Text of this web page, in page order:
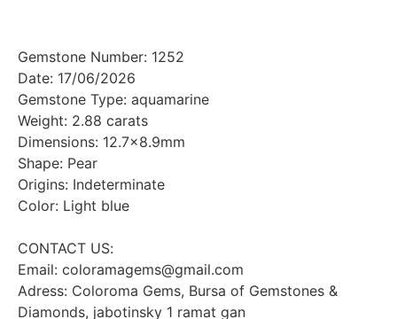
Gemstone Number: 1252
Date: 17/06/2026
Gemstone Type: aquamarine
Weight: 2.88 carats
Dimensions: 12.7x8.9mm
Shape: Pear
Origins: Indeterminate
Color: Light blue
Email: coloramagems@gmail.com
Adress: Coloroma Gems, Bursa of Gemstones &
Diamonds, jabotinsky 1 ramat gan